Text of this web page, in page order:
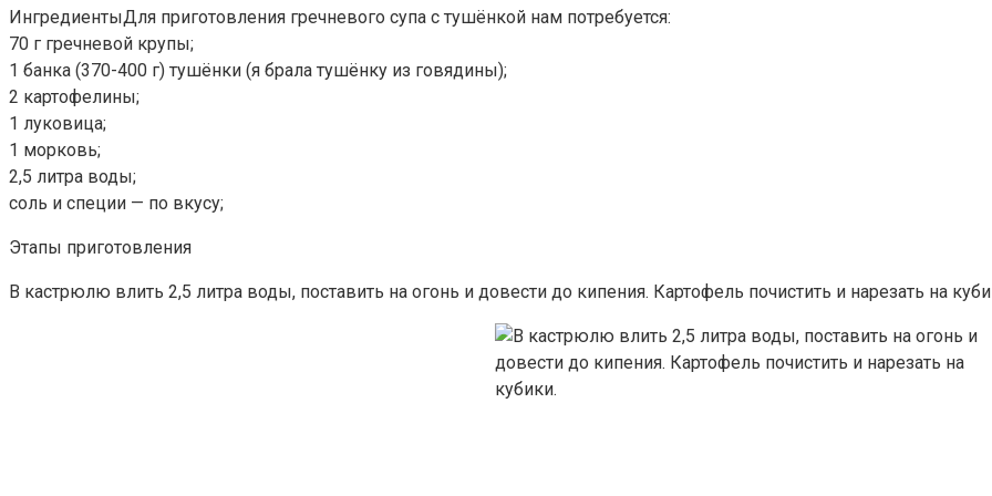
ИнгредиентыДля приготовления гречневого супа с тушёнкой нам потребуется:
70 г гречневой крупы;
1 банка (370-400 г) тушёнки (я брала тушёнку из говядины);
2 картофелины;
1 луковица;
1 морковь;
2,5 литра воды;
соль и специи — по вкусу;
Этапы приготовления
В кастрюлю влить 2,5 литра воды, поставить на огонь и довести до кипения. Картофель почистить и нарезать на